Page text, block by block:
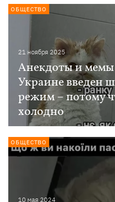
21 ноября 2025
Анекдоты и
Украине введен
режим – потому
холодно
ОБЩЕСТВО
10 мая 2024
ОБЩЕСТВО